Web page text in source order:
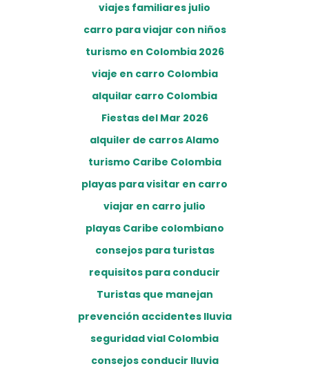
viajes familiares julio
carro para viajar con niños
turismo en Colombia 2026
viaje en carro Colombia
alquilar carro Colombia
Fiestas del Mar 2026
alquiler de carros Alamo
turismo Caribe Colombia
playas para visitar en carro
viajar en carro julio
playas Caribe colombiano
consejos para turistas
requisitos para conducir
Turistas que manejan
prevención accidentes lluvia
seguridad vial Colombia
consejos conducir lluvia